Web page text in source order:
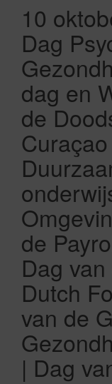
10
Dag
dag en
de
de
Dag
Dutch
van de
| Dag